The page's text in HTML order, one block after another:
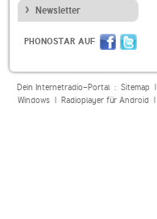
Newsletter
PHONOSTAR AUF
Dein Internetradio-Portal : Sitemap|
Windows| Radioplayer für Android|